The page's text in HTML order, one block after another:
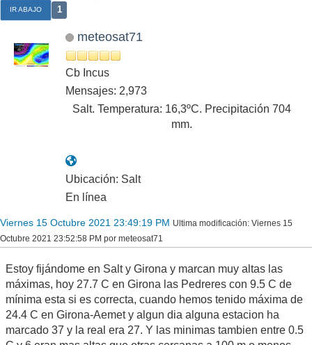
IR ABAJO 1
meteosat71
Cb Incus
Mensajes: 2,973
Salt. Temperatura: 16,3ºC. Precipitación 704
mm.
Ubicación: Salt
En línea
Viernes 15 Octubre 2021 23:49:19 PM Ultima modificación: Viernes 15
Octubre 2021 23:52:58 PM por meteosat71
Estoy fijándome en Salt y Girona y marcan muy altas las
máximas, hoy 27.7 C en Girona las Pedreres con 9.5 C de
mínima esta si es correcta, cuando hemos tenido máxima de
24.4 C en Girona-Aemet y algun dia alguna estacion ha
marcado 37 y la real era 27. Y las minimas tambien entre 0.5